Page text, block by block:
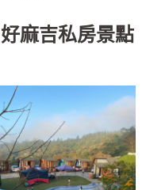
麻吉私房景點